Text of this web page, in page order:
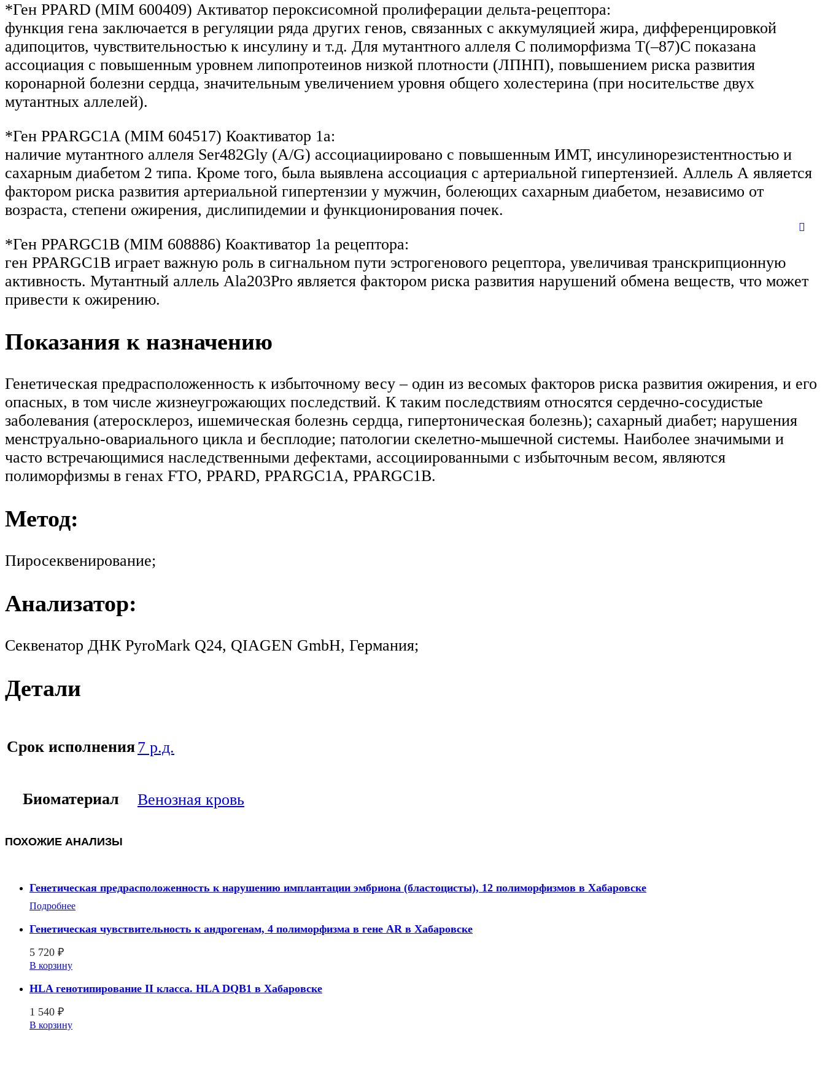
*Ген PPARD (MIM 600409) Активатор пероксисомной пролиферации дельта-рецептора:
функция гена заключается в регуляции ряда других генов, связанных с аккумуляцией жира, дифференцировкой
адипоцитов, чувствительностью к инсулину и т.д. Для мутантного аллеля С полиморфизма T(–87)C показана
ассоциация с повышенным уровнем липопротеинов низкой плотности (ЛПНП), повышением риска развития
коронарной болезни сердца, значительным увеличением уровня общего холестерина (при носительстве двух
мутантных аллелей).
*Ген PPARGC1A (MIM 604517) Коактиватор 1a:
наличие мутантного аллеля Ser482Gly (A/G) ассоциациировано с повышенным ИМТ, инсулинорезистентностью и
сахарным диабетом 2 типа. Кроме того, была выявлена ассоциация с артериальной гипертензией. Аллель А является
фактором риска развития артериальной гипертензии у мужчин, болеющих сахарным диабетом, независимо от
возраста, степени ожирения, дислипидемии и функционирования почек.
*Ген PPARGC1B (MIM 608886) Коактиватор 1a рецептора:
ген PPARGC1B играет важную роль в сигнальном пути эстрогенового рецептора, увеличивая транскрипционную
активность. Мутантный аллель Аla203Рro является фактором риска развития нарушений обмена веществ, что может
привести к ожирению.
Показания к назначению
Генетическая предрасположенность к избыточному весу – один из весомых факторов риска развития ожирения, и его
опасных, в том числе жизнеугрожающих последствий. К таким последствиям относятся сердечно-сосудистые
заболевания (атеросклероз, ишемическая болезнь сердца, гипертоническая болезнь); сахарный диабет; нарушения
менструально-овариального цикла и бесплодие; патологии скелетно-мышечной системы. Наиболее значимыми и
часто встречающимися наследственными дефектами, ассоциированными с избыточным весом, являются
полиморфизмы в генах FTO, PPARD, PPARGC1A, PPARGC1B.
Метод:
Пиросеквенирование;
Анализатор:
Секвенатор ДНК PyroMark Q24, QIAGEN GmbH, Германия;
Детали
Срок исполнения7 р.д.
Биоматериал Венозная кровь
ПОХОЖИЕ АНАЛИЗЫ
Генетическая предрасположенность к нарушению имплантации эмбриона (бластоцисты), 12 полиморфизмов в Хабаровске
Подробнее
Генетическая чувствительность к андрогенам, 4 полиморфизма в гене АR в Хабаровске
5 720 ₽
В корзину
HLA генотипирование II класса. HLA DQB1 в Хабаровске
1 540 ₽
В корзину